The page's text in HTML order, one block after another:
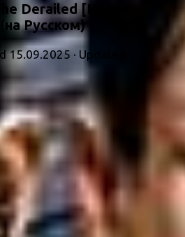
Derailed [Новая
Русском)
15.09.2025 · Updated